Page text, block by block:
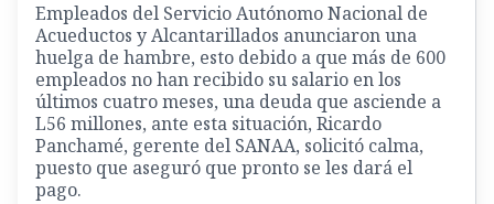
Empleados del Servicio Autónomo Nacional de
Acueductos y Alcantarillados anunciaron una
huelga de hambre, esto debido a que más de 600
empleados no han recibido su salario en los
últimos cuatro meses, una deuda que asciende a
L56 millones, ante esta situación, Ricardo
Panchamé, gerente del SANAA, solicitó calma,
puesto que aseguró que pronto se les dará el
pago.